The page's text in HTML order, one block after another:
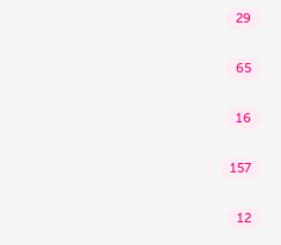
29
65
16
157
12